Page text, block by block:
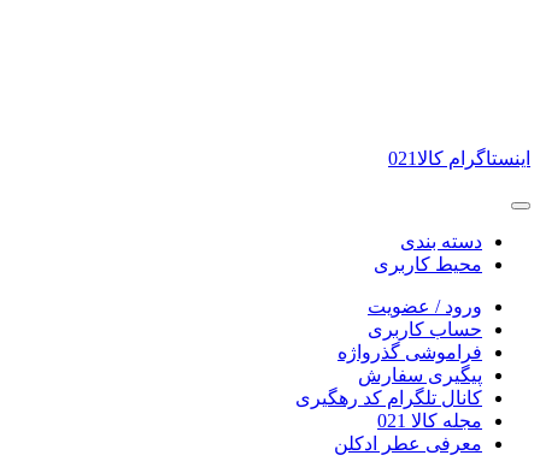
اینستاگرام کالا021
دسته بندی
محیط کاربری
ورود / عضویت
حساب کاربری
فراموشی گذرواژه
پیگیری سفارش
کانال تلگرام کد رهگیری
مجله کالا 021
معرفی عطر ادکلن